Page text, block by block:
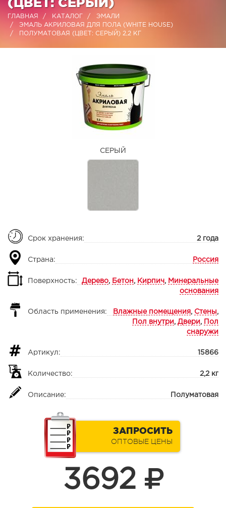
ГЛАВНАЯ КАТАЛОГ
ЭМАЛИ
ЭМАЛЬ АКРИЛОВАЯ ДЛЯ ПОЛА (WHITE HOUSE)
ПОЛУМАТОВАЯ (ЦВЕТ: СЕРЫЙ) 2,2 КГ
СЕРЫЙ
Срок хранения: 2 года
Страна: Россия
Поверхность: Дерево, Бетон , Кирпич , Минеральные
основания
Область применения: Влажные помещения , Стены ,
Пол внутри , Двери ,
Пол
снаружи
Артикул: 15866
Количество: 2,2 кг
Описание: Полуматовая
ЗАПРОСИТЬ
ОПТОВЫЕ ЦЕНЫ
3692